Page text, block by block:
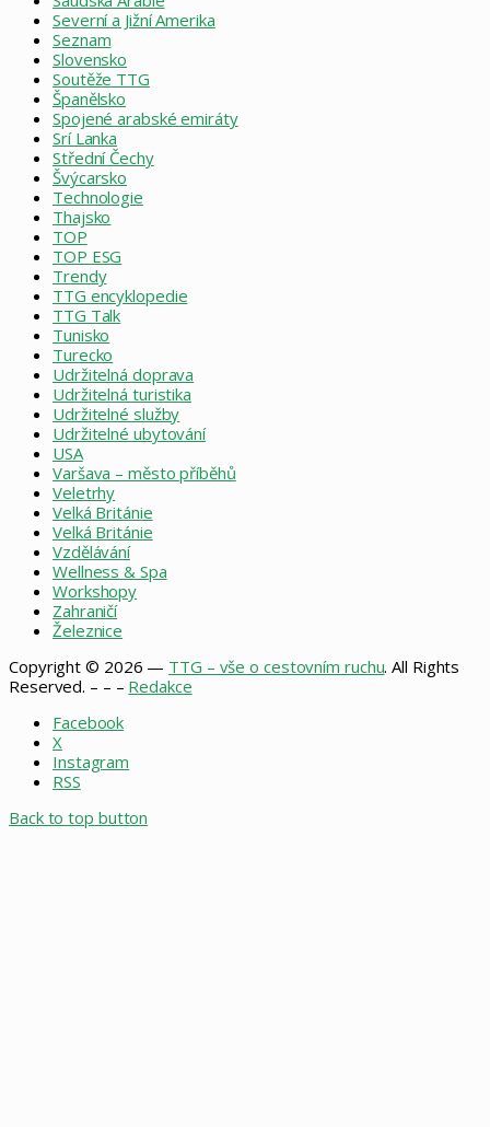
Severní a Jižní Amerika
Seznam
Slovensko
Soutěže TTG
Španělsko
Spojené arabské emiráty
Srí Lanka
Střední Čechy
Švýcarsko
Technologie
Thajsko
TOP
TOP ESG
Trendy
TTG encyklopedie
TTG Talk
Tunisko
Turecko
Udržitelná doprava
Udržitelná turistika
Udržitelné služby
Udržitelné ubytování
USA
Varšava – město příběhů
Veletrhy
Velká Británie
Velká Británie
Vzdělávání
Wellness & Spa
Workshopy
Zahraničí
Železnice
Copyright © 2026 — TTG – vše o cestovním ruchu. All Rights
Reserved. – – – Redakce
Facebook
X
Instagram
RSS
Back to top button